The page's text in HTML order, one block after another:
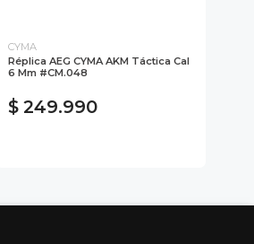
CYMA
Réplica AEG CYMA AKM Táctica Cal
6 Mm #CM.048
$ 249.990